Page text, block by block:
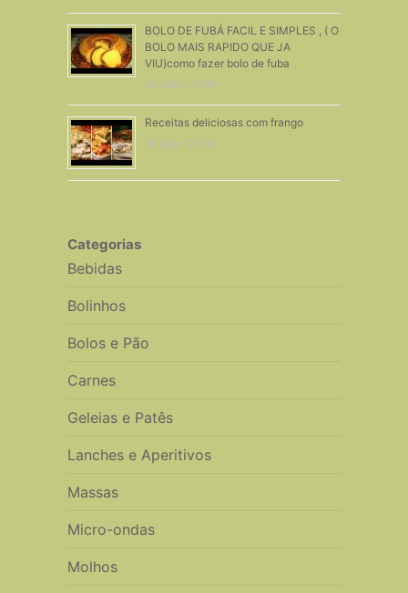
BOLO DE FUBÁ FACIL E SIMPLES , ( O
BOLO MAIS RAPIDO QUE JA
VIU)como fazer bolo de fuba
20 Julho, 2019
Receitas deliciosas com frango
16 Maio, 2023
Categorias
Bebidas
Bolinhos
Bolos e Pão
Carnes
Geleias e Patês
Lanches e Aperitivos
Massas
Micro-ondas
Molhos